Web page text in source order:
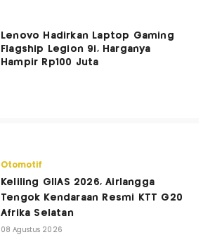
Lenovo Hadirkan Laptop Gaming
Flagship Legion 9i, Harganya
Hampir Rp100 Juta
Otomotif
Keliling GIIAS 2026, Airlangga
Tengok Kendaraan Resmi KTT G20
Afrika Selatan
08 Agustus 2026